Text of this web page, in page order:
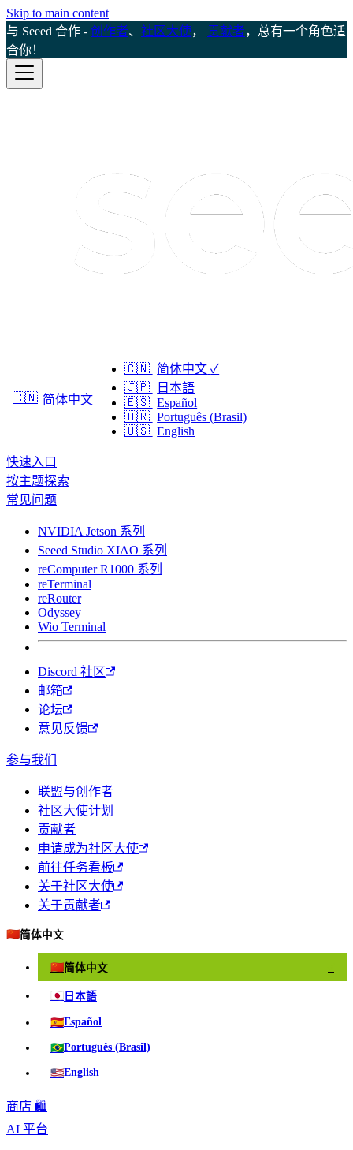
Skip to main content
与 Seeed 合作 - 创作者、 社区大使， 贡献者，总有一个角色适
合你！
🇨🇳 简体中文
🇨🇳 简体中文 ✓
🇯🇵
日本語
🇪🇸 Español
🇧🇷 Português (Brasil)
🇺🇸 English
快速入口
按主题探索
常见问题
NVIDIA Jetson 系列
Seeed Studio XIAO 系列
reComputer R1000 系列
reTerminal
reRouter
Odyssey
Wio Terminal
Discord 社区
邮箱
论坛
意见反馈
参与我们
联盟与创作者
社区大使计划
贡献者
申请成为社区大使
前往任务看板
关于社区大使
关于贡献者
🇨🇳简体中文
🇨🇳简体中文
🇯🇵 日本語
🇪🇸Español
🇧🇷Português (Brasil)
🇺🇸English
商店 🛍️
AI 平台